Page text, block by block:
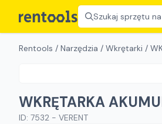
Szukaj sprzętu
Rentools / Narzędzia / Wkrętarki /
WKRĘTARKA
ID: 7532 - VERENT